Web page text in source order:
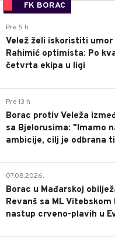
FK BORAC
Pre 5 h
Velež želi iskoristiti umor
Rahimić optimista: Po
četvrta ekipa u ligi
Pre 13 h
Borac protiv Veleža
sa Bjelorusima: "Imamo
ambicije, cilj je odbrana
07.08.2026.
Borac u Mađarskoj
Revanš sa ML Vitebskom
nastup crveno-plavih u